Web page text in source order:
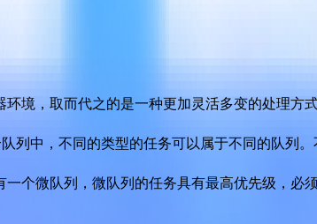
境，取而代之的是一种更加灵活多变的处理方式
中，不同的类型的任务可以属于不同的队列。
个微队列，微队列的任务具有最高优先级，必须